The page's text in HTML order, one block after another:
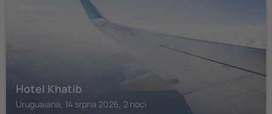
Hotel Khatib
Uruguaiana, 14 srpna 2026, 2 noci